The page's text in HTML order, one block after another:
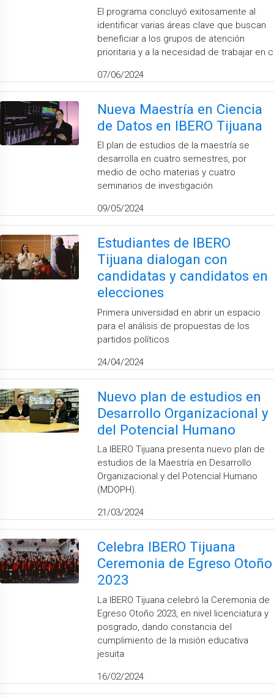
El programa concluyó exitosamente al
identificar varias áreas clave que buscan
beneficiar a los grupos de atención
prioritaria y a la necesidad de trabajar en c
07/06/2024
Nueva Maestría en Ciencia
de Datos en IBERO Tijuana
El plan de estudios de la maestría se
desarrolla en cuatro semestres, por
medio de ocho materias y cuatro
seminarios de investigación
09/05/2024
Estudiantes de IBERO
Tijuana dialogan con
candidatas y candidatos en
elecciones
Primera universidad en abrir un espacio
para el análisis de propuestas de los
partidos políticos
24/04/2024
Nuevo plan de estudios en
Desarrollo Organizacional y
del Potencial Humano
La IBERO Tijuana presenta nuevo plan de
estudios de la Maestría en Desarrollo
Organizacional y del Potencial Humano
(MDOPH).
21/03/2024
Celebra IBERO Tijuana
Ceremonia de Egreso Otoño
2023
La IBERO Tijuana celebró la Ceremonia de
Egreso Otoño 2023, en nivel licenciatura y
posgrado, dando constancia del
cumplimiento de la misión educativa
jesuita
16/02/2024